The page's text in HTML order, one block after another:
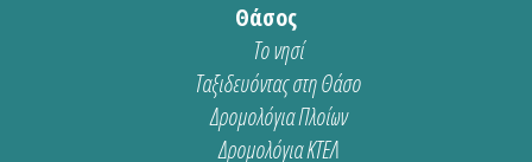
Θάσος
Το νησί
Ταξιδευόντας στη Θάσο
Δρομολόγια Πλοίων
Δρομολόγια ΚΤΕΛ